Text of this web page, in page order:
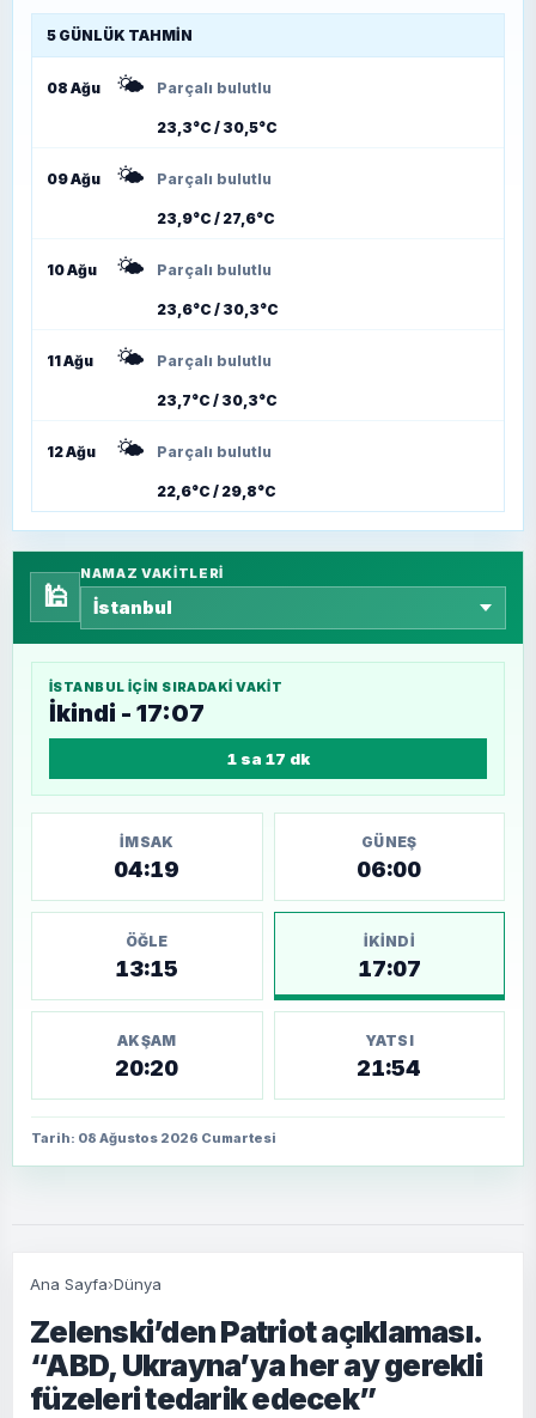
5 GÜNLÜK TAHMIN
08 Ağu 🌤️ Parçalı bulutlu
23,3°C / 30,5°C
09 Ağu 🌤️ Parçalı bulutlu
23,9°C / 27,6°C
10 Ağu 🌤️ Parçalı bulutlu
23,6°C / 30,3°C
11 Ağu 🌤️ Parçalı bulutlu
23,7°C / 30,3°C
12 Ağu 🌤️ Parçalı bulutlu
22,6°C / 29,8°C
🕌
NAMAZ VAKITLERI
İSTANBUL IÇIN SIRADAKI VAKIT
İkindi - 17:07
1 sa 17 dk
İMSAK
04:19
GÜNEŞ
06:00
ÖĞLE
13:15
İKINDI
17:07
AKŞAM
20:20
YATSI
21:54
Tarih: 08 Ağustos 2026 Cumartesi
Ana Sayfa›Dünya
Zelenski’den Patriot açıklaması.
“ABD, Ukrayna’ya her ay gerekli
füzeleri tedarik edecek”